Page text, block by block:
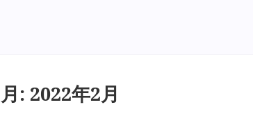
月: 2022年2月